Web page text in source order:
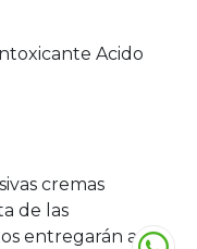
Acido
cremas
de las
entregarán a tu